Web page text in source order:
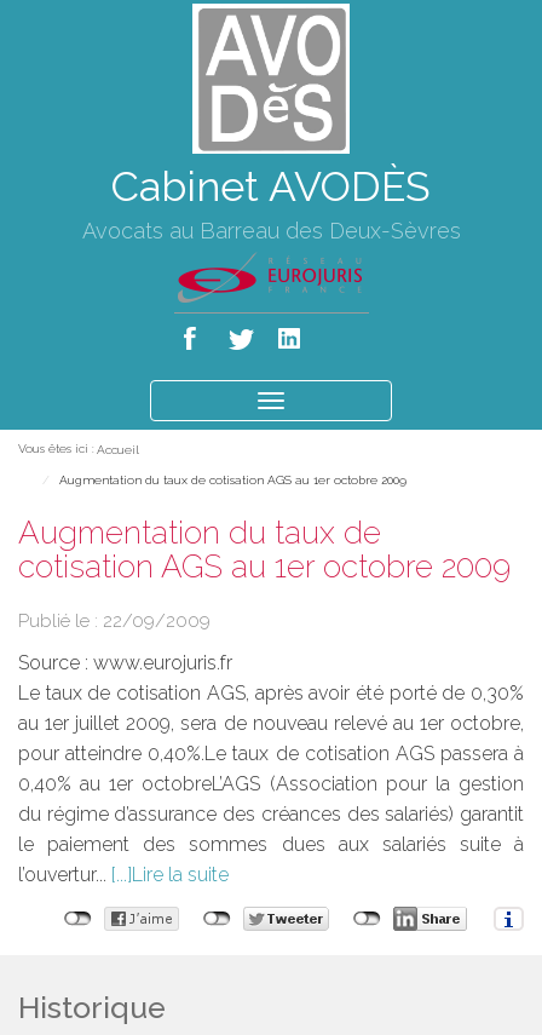
Cabinet AVODÈS
Avocats au Barreau des Deux-Sèvres
le
Vous êtes ici : Accueil
Augmentation du taux de cotisation AGS au 1er octobre 2009
Augmentation du taux de
cotisation AGS au 1er octobre 2009
Publié le : 22/09/2009
Source : www.eurojuris.fr
Le taux de cotisation AGS, après avoir été porté de 0,30%
au 1er juillet 2009, sera de nouveau relevé au 1er octobre,
pour atteindre 0,40%.Le taux de cotisation AGS passera à
0,40% au 1er octobreL’AGS (Association pour la gestion
du régime d’assurance des créances des salariés) garantit
le paiement des sommes dues aux salariés suite à
l’ouvertur...
Lire la suite
Historique